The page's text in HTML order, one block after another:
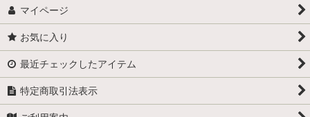
マイページ
お気に入り
最近チェックしたアイテム
特定商取引法表示